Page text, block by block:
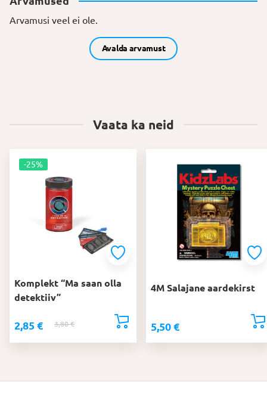
Arvamusi veel ei ole.
Avalda arvamust
Vaata ka neid
-25%
Komplekt “Ma saan olla
detektiiv”
3,80€Algne
2,85 €
Praegune
4M Salajane aardekirst
5,50 €